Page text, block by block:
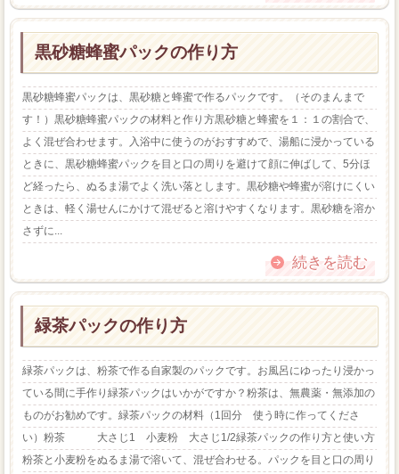
黒砂糖蜂蜜パックの作り方
黒砂糖蜂蜜パックは、黒砂糖と蜂蜜で作るパックです。（そのまんまで
す！）黒砂糖蜂蜜パックの材料と作り方黒砂糖と蜂蜜を１：１の割合で、
よく混ぜ合わせます。入浴中に使うのがおすすめで、湯船に浸かっている
ときに、黒砂糖蜂蜜パックを目と口の周りを避けて顔に伸ばして、5分ほ
ど経ったら、ぬるま湯でよく洗い落とします。黒砂糖や蜂蜜が溶けにくい
ときは、軽く湯せんにかけて混ぜると溶けやすくなります。黒砂糖を溶か
さずに...
続きを読む
緑茶パックの作り方
緑茶パックは、粉茶で作る自家製のパックです。お風呂にゆったり浸かっ
ている間に手作り緑茶パックはいかがですか？粉茶は、無農薬・無添加の
ものがお勧めです。緑茶パックの材料（1回分 使う時に作ってくださ
い）粉茶 大さじ1 小麦粉 大さじ1/2緑茶パックの作り方と使い方
粉茶と小麦粉をぬるま湯で溶いて、混ぜ合わせる。パックを目と口の周り